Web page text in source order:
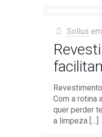
Sollus em
Com a rotina
quer perder
a limpeza […]